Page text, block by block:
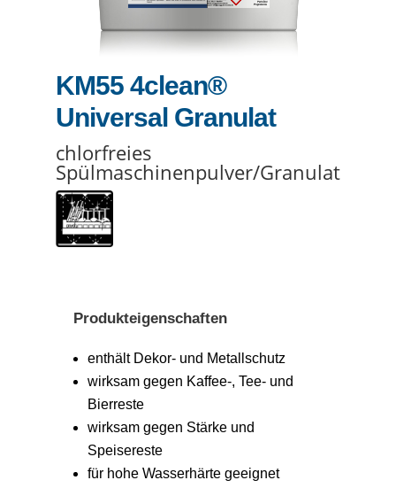
KM55 4clean®
Universal Granulat
chlorfreies
Spülmaschinenpulver/Granulat
Produkteigenschaften
enthält Dekor- und Metallschutz
wirksam gegen Kaffee-, Tee- und
Bierreste
wirksam gegen Stärke und
Speisereste
für hohe Wasserhärte geeignet